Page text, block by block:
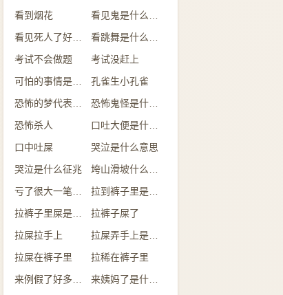
看到烟花
考试不会做题
考试没赶上
孔雀生小孔雀
恐怖鬼怪是什么预兆
恐怖杀人
口吐大便是什么意思
口中吐屎
哭泣是什么意思
哭泣是什么征兆
拉到裤子里是什么情况
拉裤子屎了
拉屎拉手上
拉屎弄手上是什么意思
拉屎在裤子里
拉稀在裤子里
来姨妈了是什么意思